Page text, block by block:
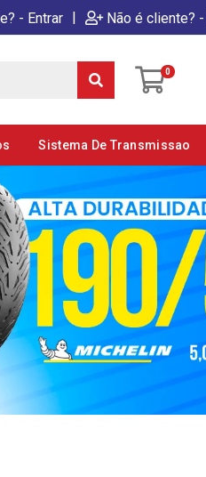
- Entrar | Não é cliente?
0
Sistema De Transmissao